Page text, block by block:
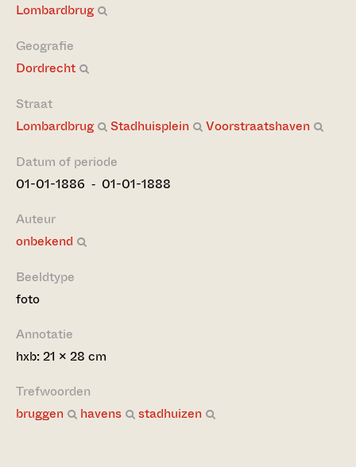
Lombardbrug
Geografie
Dordrecht
Straat
Lombardbrug
Stadhuisplein
Voorstraatshaven
Datum of periode
01-01-1886 ‐ 01-01-1888
Auteur
onbekend
Beeldtype
foto
Annotatie
hxb: 21 x 28 cm
Trefwoorden
bruggen
havens stadhuizen